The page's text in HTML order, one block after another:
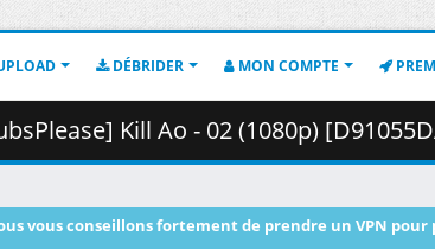
DÉBRIDER MON COMPTE
Kill Ao - 02 (1080p)
vous conseillons fortement de prendre un VPN